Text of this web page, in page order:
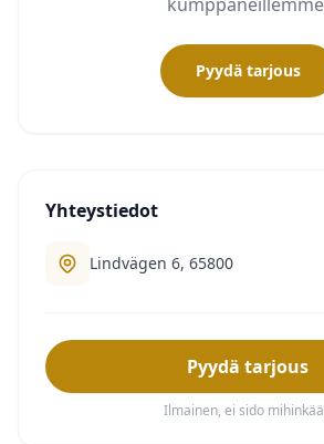
Pyydä tarjous
Yhteystiedot
Lindvägen 6, 65800
Pyydä tarjous
Ilmainen, ei sido